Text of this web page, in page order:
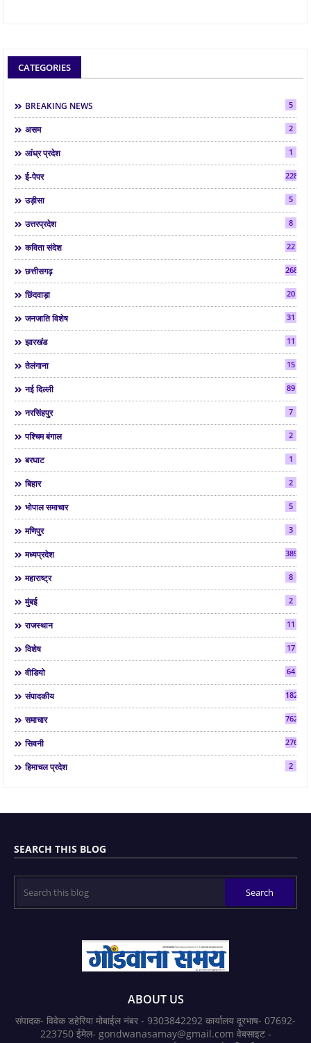
CATEGORIES
BREAKING NEWS 5
असम 2
आंध्र प्रदेश 1
ई-पेपर 2286
उड़ीसा 5
उत्तरप्रदेश 8
कविता संदेश 22
छत्तीसगढ़ 268
छिंदवाड़ा 20
जनजाति विशेष 31
झारखंड 11
तेलंगाना 15
नई दिल्ली 89
नरसिंहपुर 7
पश्चिम बंगाल 2
बरघाट 1
बिहार 2
भोपाल समाचार 5
मणिपुर 3
मध्यप्रदेश 3892
महाराष्ट्र 8
मुंबई 2
राजस्थान 11
विशेष 17
वीडियो 64
संपादकीय 182
समाचार 7624
सिवनी 2763
हिमाचल प्रदेश 2
SEARCH THIS BLOG
ABOUT US
संपादक- विवेक डहेरिया मोबाईल नंबर - 9303842292 कार्यालय दूरभाष- 07692-
223750 ईमेल- gondwanasamay@gmail.com वेबसाइट -